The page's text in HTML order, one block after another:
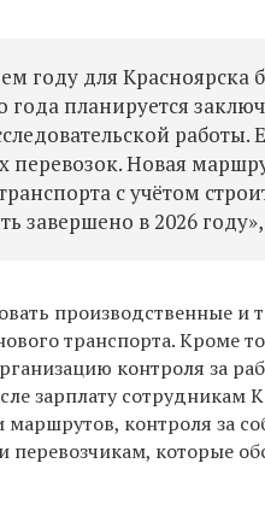
году для Красноярска
планируется
работы.
Новая
с учётом
завершено в 2026
производственные и
транспорта. Кроме
контроля за
зарплату сотрудникам
маршрутов, контроля за
перевозчикам, которые